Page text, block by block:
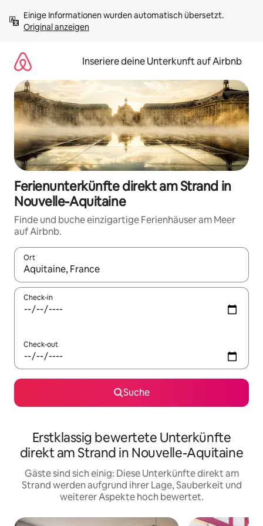
Inhalten
springenOriginal anzeigen
Inseriere deine Unterkunft auf Airbnb
Ferienunterkünfte direkt am Strand in
Nouvelle-Aquitaine
Finde und buche einzigartige Ferienhäuser am Meer
auf Airbnb.
Ort
Wenn Ergebnisse verfügbar sind, navigiere mit den
Check-in
Check-out
Suche
Erstklassig bewertete Unterkünfte
direkt am Strand in Nouvelle-Aquitaine
Gäste sind sich einig: Diese Unterkünfte direkt am
Strand werden aufgrund ihrer Lage, Sauberkeit und
weiterer Aspekte hoch bewertet.